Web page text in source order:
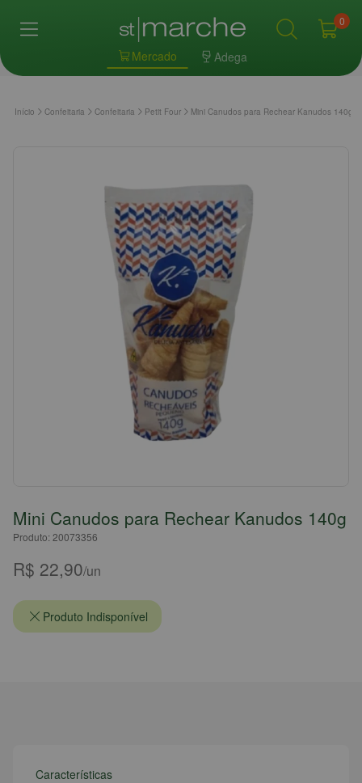
Mercado Adega
0
Início Confeitaria Confeitaria Petit Four Mini Canudos para Rechear Kanudos 140g
Mini Canudos para Rechear Kanudos 140g
Produto: 20073356
R$ 22,90/un
Produto Indisponível
Características